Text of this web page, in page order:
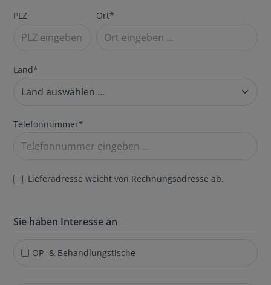
PLZ Ort*
Land*
Telefonnummer*
Lieferadresse weicht von Rechnungsadresse ab.
Sie haben Interesse an
OP- & Behandlungstische